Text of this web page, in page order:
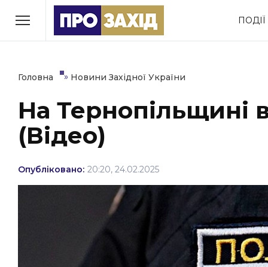
ПОДІЇ
РУБРИКИ
Економіка Здоров’я
Політика Соціум
Втрачений Ужгород
(відеоверсія)
ЗАКАРПАТСЬКІ НОВИНИ
Головна » Новини Західної України
На Тернопільщині
(Відео)
Опубліковано: 20:20, 24.02.2025